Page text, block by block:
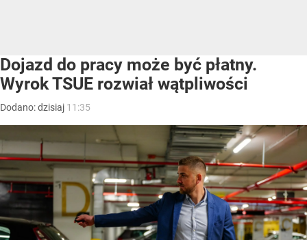
Dojazd do pracy może być płatny.
Wyrok TSUE rozwiał wątpliwości
Dodano:dzisiaj 11:35